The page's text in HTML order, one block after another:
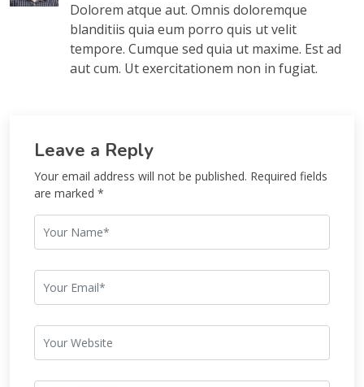
Dolorem atque aut. Omnis doloremque
blanditiis quia eum porro quis ut velit
tempore. Cumque sed quia ut maxime. Est ad
aut cum. Ut exercitationem non in fugiat.
Leave a Reply
Your email address will not be published. Required fields
are marked *